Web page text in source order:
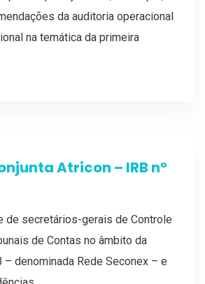
da auditoria operacional
na temática da primeira
Atricon – IRB nº
de secretários-gerais de Controle
de Contas no âmbito da
– denominada Rede Seconex – e